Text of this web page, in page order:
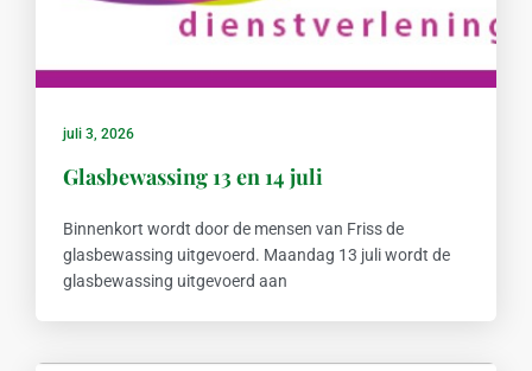
juli 3, 2026
Glasbewassing 13 en 14 juli
Binnenkort wordt door de mensen van Friss de
glasbewassing uitgevoerd. Maandag 13 juli wordt de
glasbewassing uitgevoerd aan